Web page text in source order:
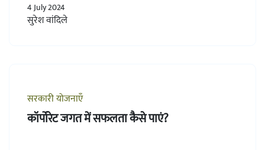
4 July 2024
सुरेश वांदिले
सरकारी योजनाएँ
कॉर्पोरेट जगत में सफलता कैसे पाएं?